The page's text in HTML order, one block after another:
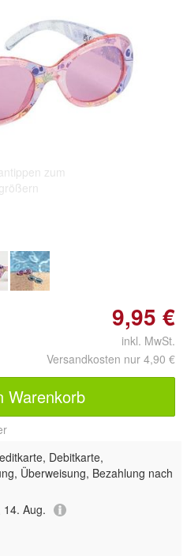
zum
9,95 €
inkl. MwSt.
Versandkosten nur 4,90 €
Warenkorb
Debitkarte,
Überweisung, Bezahlung nach
14. Aug.